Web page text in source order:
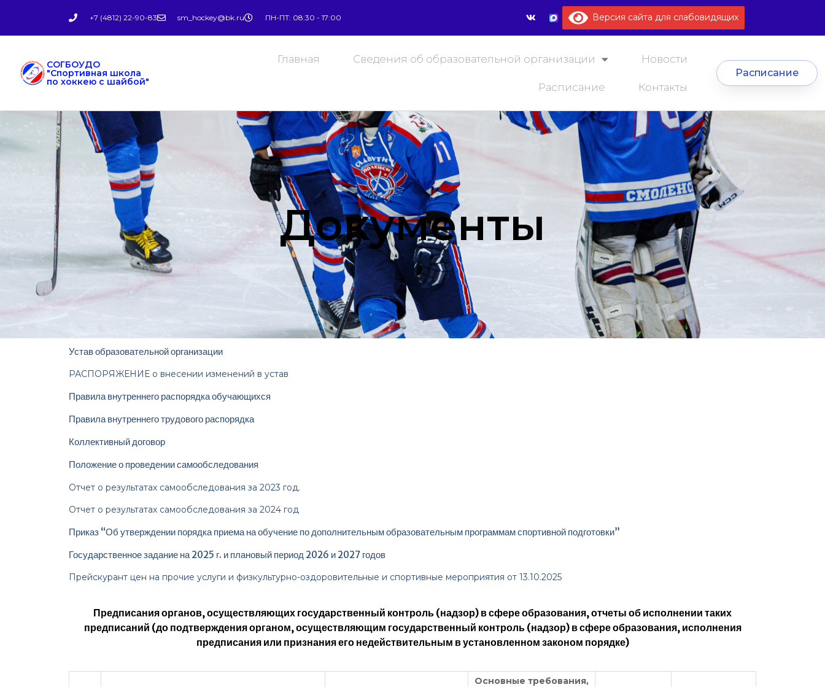
+7 (4812) 22-90-83 sm_hockey@bk.ru ПН-ПТ: 08:30 - 17:00 Версия сайта для слабовидящих
СОГБОУДО
"Спортивная школа
по хоккею с шайбой"
Главная Сведения об образовательной организации Новости
Расписание Контакты
Расписание
Документы
Устав образовательной организации
РАСПОРЯЖЕНИЕ о внесении изменений в устав
Правила внутреннего распорядка обучающихся
Правила внутреннего трудового распорядка
Коллективный договор
Положение о проведении самообследования
Отчет о результатах самообследования за 2023 год.
Отчет о результатах самообследования за 2024 год
Приказ “Об утверждении порядка приема на обучение по дополнительным образовательным программам спортивной подготовки”
Государственное задание на 2025 г. и плановый период 2026 и 2027 годов
Прейскурант цен на прочие услуги и физкультурно-оздоровительные и спортивные мероприятия от 13.10.2025
Предписания органов, осуществляющих государственный контроль (надзор) в сфере образования, отчеты об исполнении таких
предписаний (до подтверждения органом, осуществляющим государственный контроль (надзор) в сфере образования, исполнения
предписания или признания его недействительным в установленном законом порядке)
Основные требования,